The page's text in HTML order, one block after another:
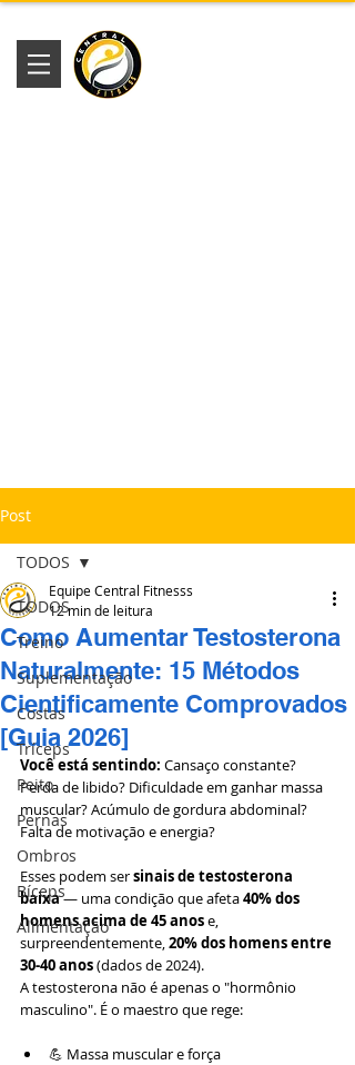
Post
TODOS
Treino
Suplementação
Costas
Tríceps
Peito
Pernas
Ombros
Bíceps
Alimentação
TODOS
Como Aumentar Testosterona
Naturalmente: 15 Métodos
Cientificamente Comprovados
[Guia 2026]
Equipe Central Fitnesss
12 min de leitura
Você está sentindo: Cansaço constante?
Perda de libido? Dificuldade em ganhar massa
muscular? Acúmulo de gordura abdominal?
Falta de motivação e energia?
Esses podem ser sinais de testosterona
baixa — uma condição que afeta 40% dos
homens acima de 45 anos e,
surpreendentemente, 20% dos homens entre
30-40 anos (dados de 2024).
A testosterona não é apenas o "hormônio
masculino". É o maestro que rege:
💪 Massa muscular e força